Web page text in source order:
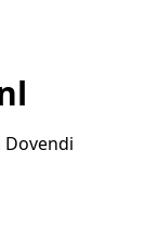
Dovendi